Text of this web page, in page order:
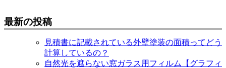
最新の投稿
見積書に記載されている外壁塗装の面積ってどう
計算しているの？
自然光を遮らない窓ガラス用フィルム【グラフィ